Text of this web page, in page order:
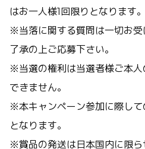
はお一人様1回限りとなります。
※当落に関する質問は一切お
了承の上ご応募下さい。
※当選の権利は当選者様ご本
できません。
※本キャンペーン参加に際し
となります。
※賞品の発送は日本国内に限ら